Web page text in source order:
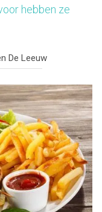
hebben ze
De Leeuw